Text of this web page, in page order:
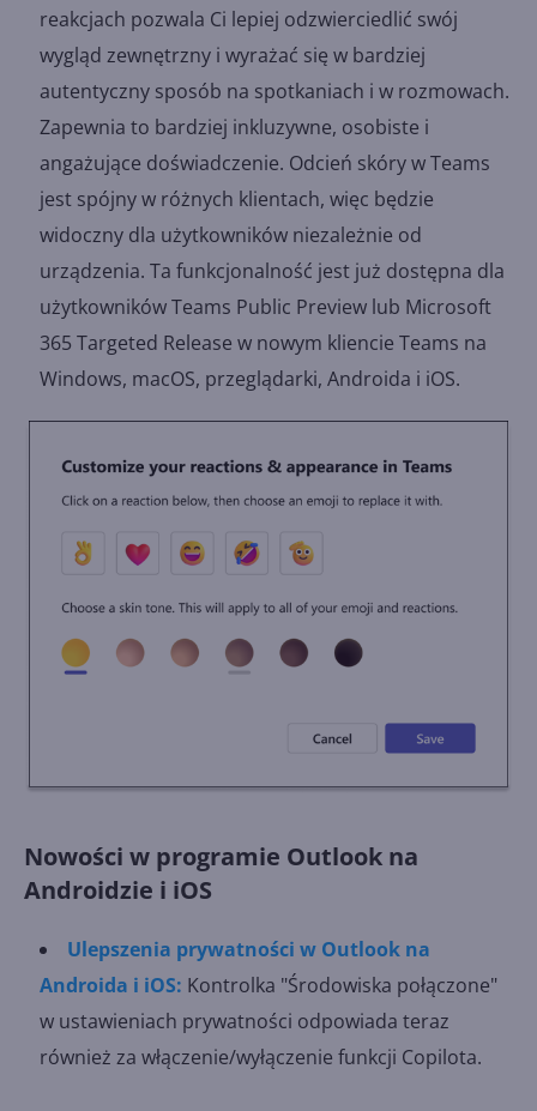
reakcjach pozwala Ci lepiej odzwierciedlić swój
wygląd zewnętrzny i wyrażać się w bardziej
autentyczny sposób na spotkaniach i w rozmowach.
Zapewnia to bardziej inkluzywne, osobiste i
angażujące doświadczenie. Odcień skóry w Teams
jest spójny w różnych klientach, więc będzie
widoczny dla użytkowników niezależnie od
urządzenia. Ta funkcjonalność jest już dostępna dla
użytkowników Teams Public Preview lub Microsoft
365 Targeted Release w nowym kliencie Teams na
Windows, macOS, przeglądarki, Androida i iOS.
Nowości w programie Outlook na
Androidzie i iOS
Ulepszenia prywatności w Outlook na
Androida i iOS: Kontrolka "Środowiska połączone"
w ustawieniach prywatności odpowiada teraz
również za włączenie/wyłączenie funkcji Copilota.